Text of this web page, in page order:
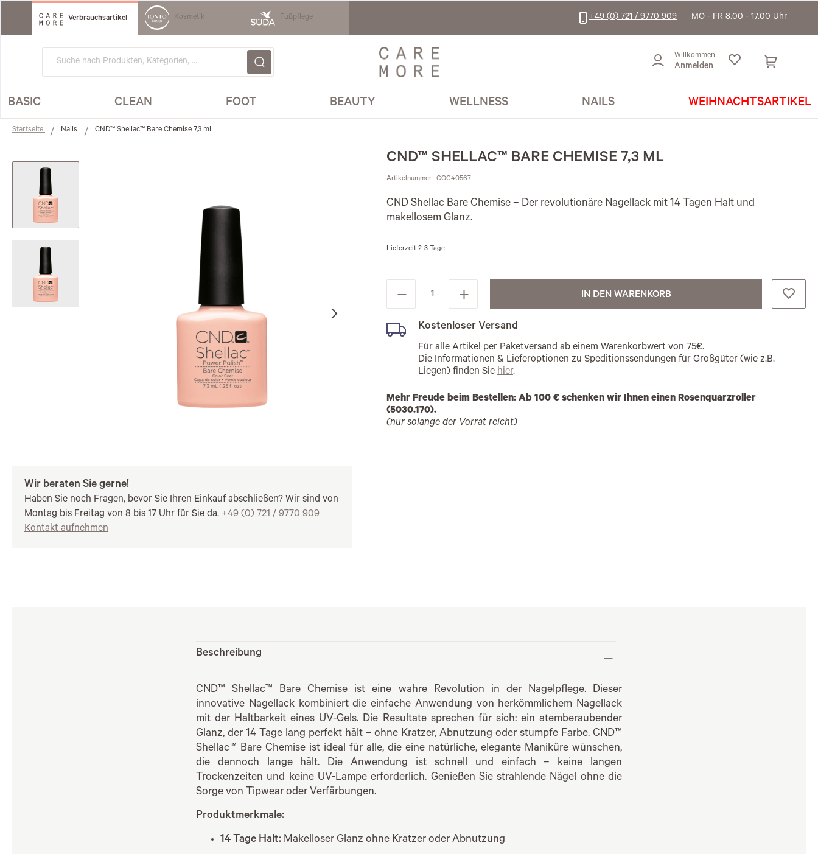
Direkt
zum
Verbrauchsartikel Kosmetik Fußpflege +49 (0) 721 / 9770 909 MO - FR 8.00 - 17.00 Uhr
Willkommen
Anmelden
BASIC CLEAN FOOT BEAUTY WELLNESS NAILS WEIHNACHTSARTIKEL
Startseite Nails CND™ Shellac™ Bare Chemise 7,3 ml
Wir beraten Sie gerne!
Haben Sie noch Fragen, bevor Sie Ihren Einkauf abschließen? Wir sind von
Montag bis Freitag von 8 bis 17 Uhr für Sie da. +49 (0) 721 / 9770 909
Kontakt aufnehmen
CND™ SHELLAC™ BARE CHEMISE 7,3 ML
Artikelnummer COC40567
CND Shellac Bare Chemise – Der revolutionäre Nagellack mit 14 Tagen Halt und
makellosem Glanz.
Lieferzeit 2-3 Tage
IN DEN WARENKORB
Kostenloser Versand
Für alle Artikel per Paketversand ab einem Warenkorbwert von 75€.
Die Informationen & Lieferoptionen zu Speditionssendungen für Großgüter (wie z.B.
Liegen) finden Sie hier.
Mehr Freude beim Bestellen: Ab 100 € schenken wir Ihnen einen Rosenquarzroller
(5030.170).
(nur solange der Vorrat reicht)
Beschreibung
CND™ Shellac™ Bare Chemise ist eine wahre Revolution in der Nagelpflege. Dieser
innovative Nagellack kombiniert die einfache Anwendung von herkömmlichem Nagellack
mit der Haltbarkeit eines UV-Gels. Die Resultate sprechen für sich: ein atemberaubender
Glanz, der 14 Tage lang perfekt hält – ohne Kratzer, Abnutzung oder stumpfe Farbe. CND™
Shellac™ Bare Chemise ist ideal für alle, die eine natürliche, elegante Maniküre wünschen,
die dennoch lange hält. Die Anwendung ist schnell und einfach – keine langen
Trockenzeiten und keine UV-Lampe erforderlich. Genießen Sie strahlende Nägel ohne die
Sorge von Tipwear oder Verfärbungen.
Produktmerkmale:
14 Tage Halt: Makelloser Glanz ohne Kratzer oder Abnutzung